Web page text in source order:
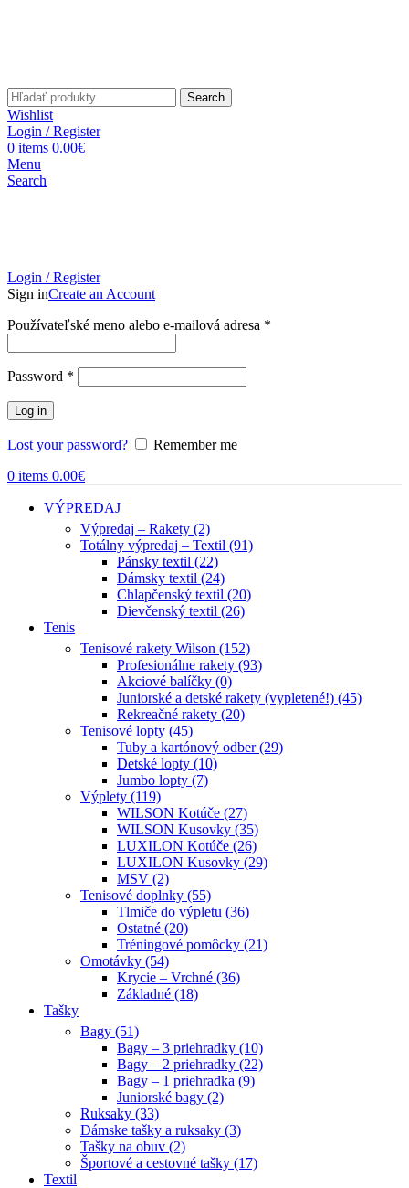
Search
Wishlist
Login / Register
0 items 0.00€
Menu
Search
Login / Register
Sign inCreate an Account
Používateľské meno alebo e-mailová adresa *
Password *
Log in
Lost your password?
Remember me
0 items 0.00€
VÝPREDAJ
Výpredaj – Rakety (2)
Totálny výpredaj – Textil (91)
Pánsky textil (22)
Dámsky textil (24)
Chlapčenský textil (20)
Dievčenský textil (26)
Tenis
Tenisové rakety Wilson (152)
Profesionálne rakety (93)
Akciové balíčky (0)
Juniorské a detské rakety (vypletené!) (45)
Rekreačné rakety (20)
Tenisové lopty (45)
Tuby a kartónový odber (29)
Detské lopty (10)
Jumbo lopty (7)
Výplety (119)
WILSON Kotúče (27)
WILSON Kusovky (35)
LUXILON Kotúče (26)
LUXILON Kusovky (29)
MSV (2)
Tenisové doplnky (55)
Tlmiče do výpletu (36)
Ostatné (20)
Tréningové pomôcky (21)
Omotávky (54)
Krycie – Vrchné (36)
Základné (18)
Tašky
Bagy (51)
Bagy – 3 priehradky (10)
Bagy – 2 priehradky (22)
Bagy – 1 priehradka (9)
Juniorské bagy (2)
Ruksaky (33)
Dámske tašky a ruksaky (3)
Tašky na obuv (2)
Športové a cestovné tašky (17)
Textil